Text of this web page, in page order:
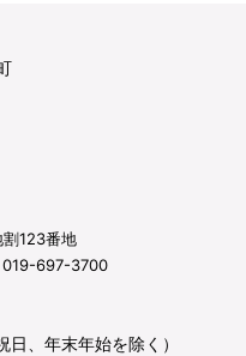
123番地
019-697-3700
、年末年始を除く）